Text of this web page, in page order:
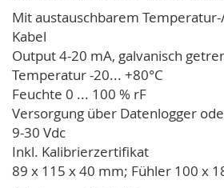
Mit austauschbarem
Kabel
Output 4-20 mA, galvanisch
Temperatur -20... +80°C
Feuchte 0 ... 100 % rF
Versorgung über Datenlogger
9-30 Vdc
Inkl. Kalibrierzertifikat
89 x 115 x 40 mm; Fühler 100 x